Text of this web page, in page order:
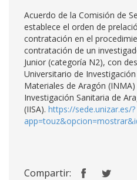
Acuerdo de la Comisión de
establece el orden de
contratación en el
contratación de un
Junior (categoría N2), con
Universitario de
Materiales de Aragón
Investigación Sanitaria de
(IISA). https://sede.unizar.es/?
Compartir: